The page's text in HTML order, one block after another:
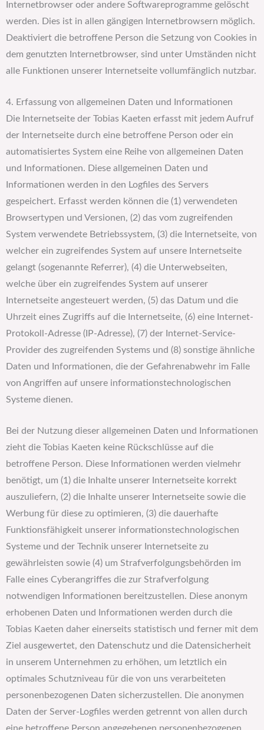
Internetbrowser oder andere Softwareprogramme gelöscht
werden. Dies ist in allen gängigen Internetbrowsern möglich.
Deaktiviert die betroffene Person die Setzung von Cookies in
dem genutzten Internetbrowser, sind unter Umständen nicht
alle Funktionen unserer Internetseite vollumfänglich nutzbar.
4. Erfassung von allgemeinen Daten und Informationen
Die Internetseite der Tobias Kaeten erfasst mit jedem Aufruf
der Internetseite durch eine betroffene Person oder ein
automatisiertes System eine Reihe von allgemeinen Daten
und Informationen. Diese allgemeinen Daten und
Informationen werden in den Logfiles des Servers
gespeichert. Erfasst werden können die (1) verwendeten
Browsertypen und Versionen, (2) das vom zugreifenden
System verwendete Betriebssystem, (3) die Internetseite, von
welcher ein zugreifendes System auf unsere Internetseite
gelangt (sogenannte Referrer), (4) die Unterwebseiten,
welche über ein zugreifendes System auf unserer
Internetseite angesteuert werden, (5) das Datum und die
Uhrzeit eines Zugriffs auf die Internetseite, (6) eine Internet-
Protokoll-Adresse (IP-Adresse), (7) der Internet-Service-
Provider des zugreifenden Systems und (8) sonstige ähnliche
Daten und Informationen, die der Gefahrenabwehr im Falle
von Angriffen auf unsere informationstechnologischen
Systeme dienen.
Bei der Nutzung dieser allgemeinen Daten und Informationen
zieht die Tobias Kaeten keine Rückschlüsse auf die
betroffene Person. Diese Informationen werden vielmehr
benötigt, um (1) die Inhalte unserer Internetseite korrekt
auszuliefern, (2) die Inhalte unserer Internetseite sowie die
Werbung für diese zu optimieren, (3) die dauerhafte
Funktionsfähigkeit unserer informationstechnologischen
Systeme und der Technik unserer Internetseite zu
gewährleisten sowie (4) um Strafverfolgungsbehörden im
Falle eines Cyberangriffes die zur Strafverfolgung
notwendigen Informationen bereitzustellen. Diese anonym
erhobenen Daten und Informationen werden durch die
Tobias Kaeten daher einerseits statistisch und ferner mit dem
Ziel ausgewertet, den Datenschutz und die Datensicherheit
in unserem Unternehmen zu erhöhen, um letztlich ein
optimales Schutzniveau für die von uns verarbeiteten
personenbezogenen Daten sicherzustellen. Die anonymen
Daten der Server-Logfiles werden getrennt von allen durch